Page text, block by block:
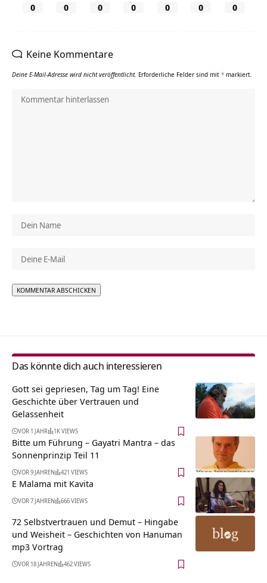
0 0 0 0 0 0 0
Keine Kommentare
Deine E-Mail-Adresse wird nicht veröffentlicht. Erforderliche Felder sind mit * markiert.
Das könnte dich auch interessieren
Gott sei gepriesen, Tag um Tag! Eine
Geschichte über Vertrauen und
Gelassenheit
VOR 1 JAHR 1K VIEWS
Bitte um Führung – Gayatri Mantra – das
Sonnenprinzip Teil 11
VOR 9 JAHREN 421 VIEWS
E Malama mit Kavita
VOR 7 JAHREN 666 VIEWS
72 Selbstvertrauen und Demut – Hingabe
und Weisheit – Geschichten von Hanuman
mp3 Vortrag
VOR 18 JAHREN 462 VIEWS